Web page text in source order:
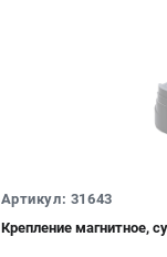
Артикул: 31643
Крепление магнитное,